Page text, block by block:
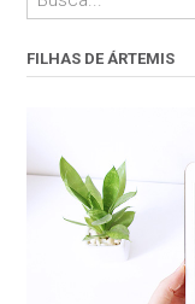
FILHAS DE ÁRTEMIS